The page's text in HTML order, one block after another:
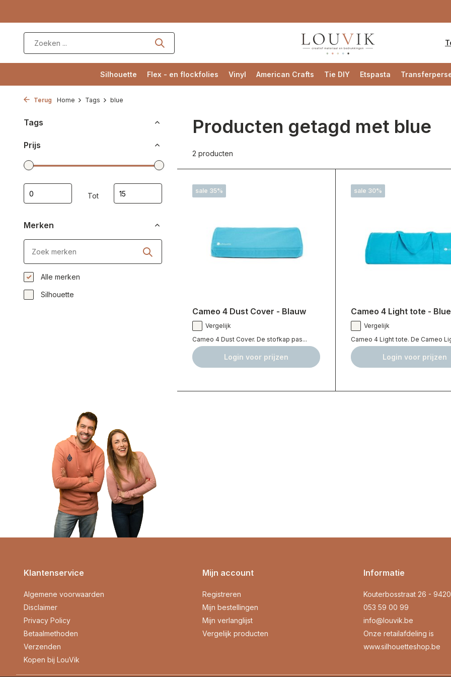
Silhouette Flex - en flockfolies Vinyl American Crafts Tie DIY Etspasta
Terug Home Tags blue
Tags
Prijs
Tot
Merken
Alle merken
Silhouette
Producten getagd met blue
2 producten
sale 35%
Cameo 4 Dust Cover - Blauw
Vergelijk
Cameo 4 Dust Cover. De stofkap pas...
Login voor prijzen
sale 30%
Cameo 4 Light tote - Blue
Vergelijk
Cameo 4 Light tote. De Cameo
Login voor prijzen
Klantenservice
Algemene voorwaarden
Disclaimer
Privacy Policy
Betaalmethoden
Verzenden
Kopen bij LouVik
Mijn account
Registreren
Mijn bestellingen
Mijn verlanglijst
Vergelijk producten
Informatie
Kouterbosstraat 26 -
053 59 00 99
info@louvik.be
Onze retailafdeling is
www.silhouetteshop.be